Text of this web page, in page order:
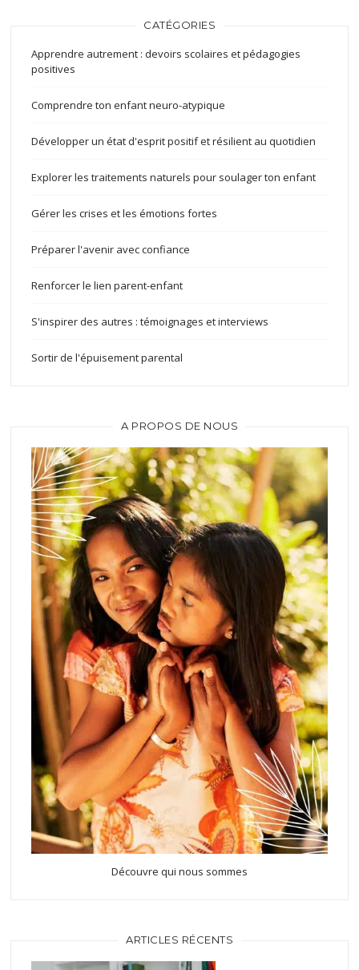
CATÉGORIES
Apprendre autrement : devoirs scolaires et pédagogies
positives
Comprendre ton enfant neuro-atypique
Développer un état d'esprit positif et résilient au quotidien
Explorer les traitements naturels pour soulager ton enfant
Gérer les crises et les émotions fortes
Préparer l'avenir avec confiance
Renforcer le lien parent-enfant
S'inspirer des autres : témoignages et interviews
Sortir de l'épuisement parental
A PROPOS DE NOUS
Découvre qui nous sommes
ARTICLES RÉCENTS